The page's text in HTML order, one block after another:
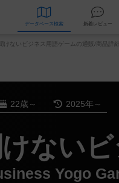
データベース 検索
けないビジネス用語ゲームの通販/商品詳細
22歳～ 2025年～
ない
Yogo